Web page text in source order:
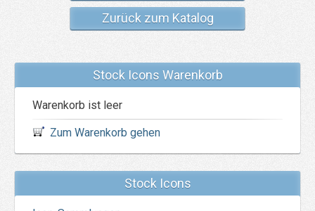
Zurück zum Katalog
Stock Icons Warenkorb
Warenkorb ist leer
Zum Warenkorb gehen
Stock Icons